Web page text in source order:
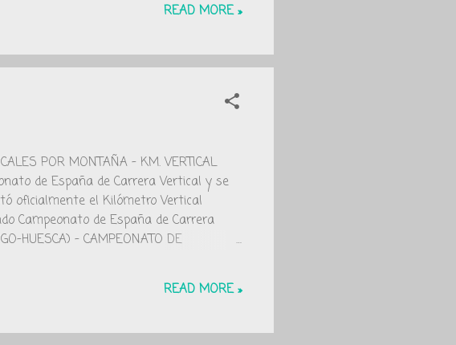
READ MORE »
POR MONTAÑA - KM. VERTICAL
de España de Carrera Vertical y se
oficialmente el Kilómetro Vertical
Campeonato de España de Carrera
HUESCA) - CAMPEONATO DE
un tiempo de 3h13:41 y Blanca Serrano
individual, y las selecciones deREAD MORE »